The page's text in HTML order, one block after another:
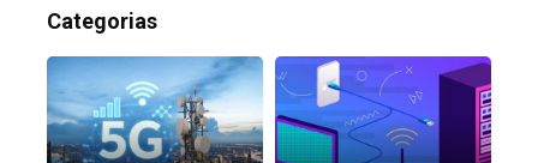
Categorias